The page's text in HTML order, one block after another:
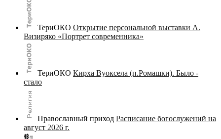
ТериОКО Открытие персональной выставки А.
Визиряко «Портрет современника»
ТериОКО Кирха Вуоксела (п.Ромашки). Было -
стало
Православный приход Расписание богослужений на
август 2026 г.